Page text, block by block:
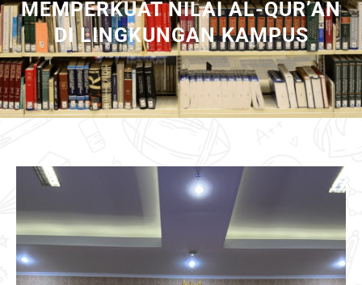
MEMPERKUAT NILAI AL-QUR’AN
DI LINGKUNGAN KAMPUS